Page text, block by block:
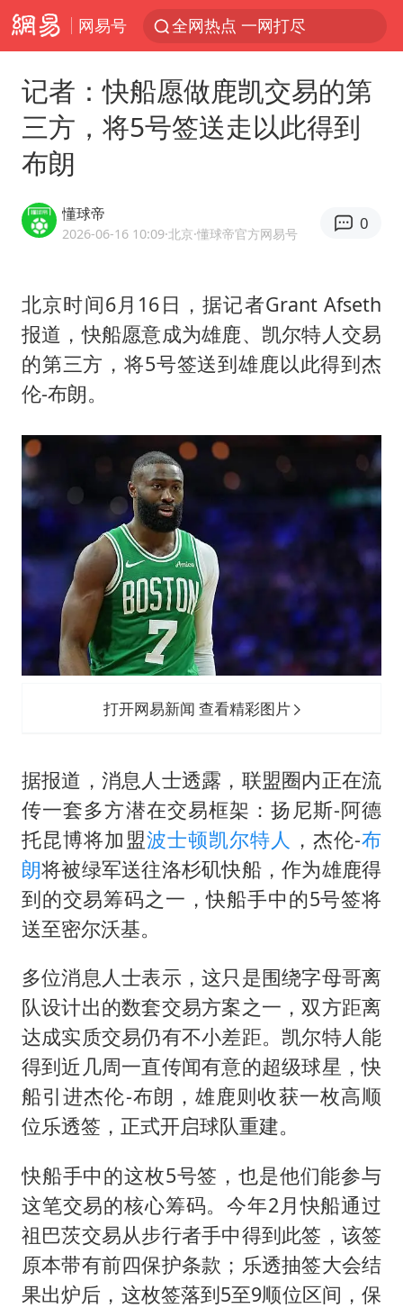
网易号 全网热点 一网打尽
记者：快船愿做鹿凯交易的第
三方，将5号签送走以此得到
布朗
懂球帝
2026-06-16 10:09·北京·懂球帝官方网易号
0
北京时间6月16日，据记者Grant Afseth
报道，快船愿意成为雄鹿、凯尔特人交易
的第三方，将5号签送到雄鹿以此得到杰
伦-布朗。
打开网易新闻 查看精彩图片
据报道，消息人士透露，联盟圈内正在流
传一套多方潜在交易框架：扬尼斯-阿德
托昆博将加盟波士顿凯尔特人 ，杰伦-布
朗将被绿军送往洛杉矶快船，作为雄鹿得
到的交易筹码之一，快船手中的5号签将
送至密尔沃基。
多位消息人士表示，这只是围绕字母哥离
队设计出的数套交易方案之一，双方距离
达成实质交易仍有不小差距。凯尔特人能
得到近几周一直传闻有意的超级球星，快
船引进杰伦-布朗，雄鹿则收获一枚高顺
位乐透签，正式开启球队重建。
快船手中的这枚5号签，也是他们能参与
这笔交易的核心筹码。今年2月快船通过
祖巴茨交易从步行者手中得到此签，该签
原本带有前四保护条款；乐透抽签大会结
果出炉后，这枚签落到5至9顺位区间，保